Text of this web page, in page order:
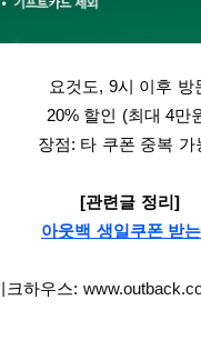
요것도, 9시 이후 방
20% 할인 (최대 4만
장점: 타 쿠폰 중복 가
[관련글 정리]
아웃백 생일쿠폰 받
크하우스: